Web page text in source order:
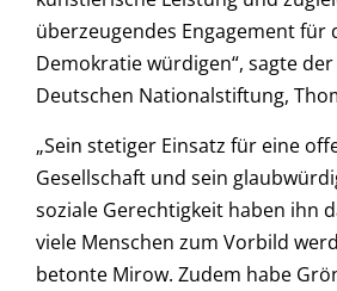
überzeugendes Engagement für
Demokratie würdigen“, sagte
Deutschen Nationalstiftung,
„Sein stetiger Einsatz für eine
Gesellschaft und sein
soziale Gerechtigkeit haben ihn
viele Menschen zum Vorbild
betonte Mirow. Zudem habe